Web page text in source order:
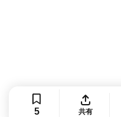
5 共有